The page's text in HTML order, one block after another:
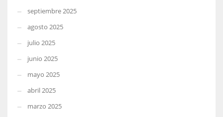
septiembre 2025
agosto 2025
julio 2025
junio 2025
mayo 2025
abril 2025
marzo 2025